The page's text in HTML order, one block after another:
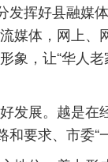
挥好县融媒
媒体，网上、
象，让“华人
展。越是在
要求、市委“